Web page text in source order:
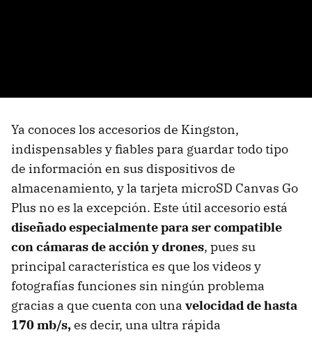
Ya conoces los accesorios de Kingston,
indispensables y fiables para guardar todo tipo
de información en sus dispositivos de
almacenamiento, y la tarjeta microSD Canvas Go
Plus no es la excepción. Este útil accesorio está
diseñado especialmente para ser compatible
con cámaras de acción y drones, pues su
principal característica es que los videos y
fotografías funciones sin ningún problema
gracias a que cuenta con una velocidad de hasta
170 mb/s,es decir, una ultra rápida